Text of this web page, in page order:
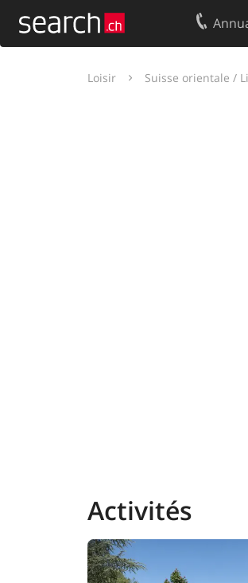
Loisir Suisse orientale /
Activités
Votre inscription